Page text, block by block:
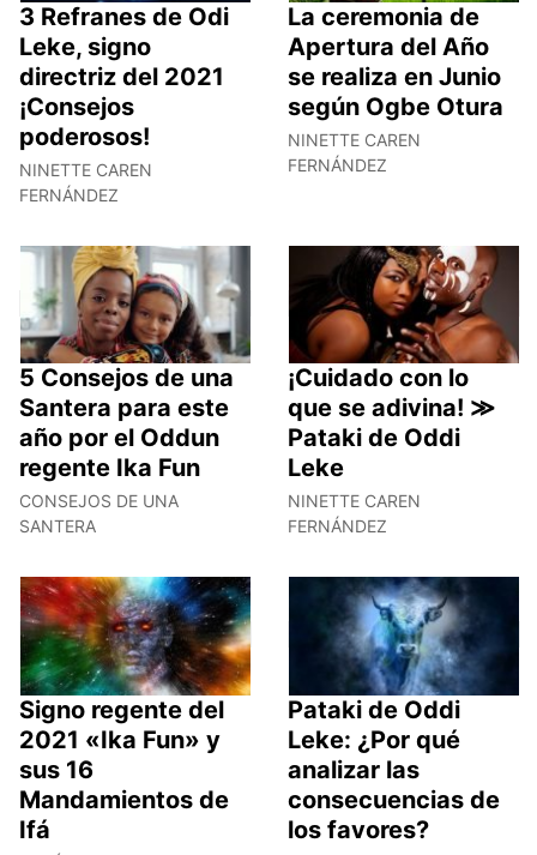
3 Refranes de Odi
Leke, signo
directriz del 2021
¡Consejos
poderosos!
NINETTE CAREN
FERNÁNDEZ
La ceremonia de
Apertura del Año
se realiza en Junio
según Ogbe Otura
NINETTE CAREN
FERNÁNDEZ
5 Consejos de una
Santera para este
año por el Oddun
regente Ika Fun
CONSEJOS DE UNA
SANTERA
¡Cuidado con lo
que se adivina! ≫
Pataki de Oddi
Leke
NINETTE CAREN
FERNÁNDEZ
Signo regente del
2021 «Ika Fun» y
sus 16
Mandamientos de
Ifá
Pataki de Oddi
Leke: ¿Por qué
analizar las
consecuencias de
los favores?